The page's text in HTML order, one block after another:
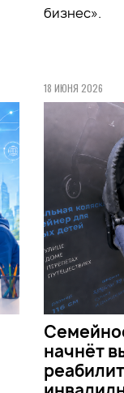
бизнес».
18 ИЮНЯ 2026
начнёт